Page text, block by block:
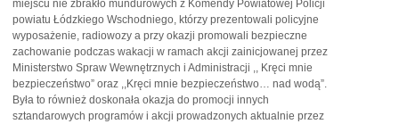
miejscu nie zbrakło mundurowych z Komendy Powiatowej Policji
powiatu Łódzkiego Wschodniego, którzy prezentowali policyjne
wyposażenie, radiowozy a przy okazji promowali bezpieczne
zachowanie podczas wakacji w ramach akcji zainicjowanej przez
Ministerstwo Spraw Wewnętrznych i Administracji ,, Kręci mnie
bezpieczeństwo” oraz ,,Kręci mnie bezpieczeństwo… nad wodą”.
Była to również doskonała okazja do promocji innych
sztandarowych programów i akcji prowadzonych aktualnie przez